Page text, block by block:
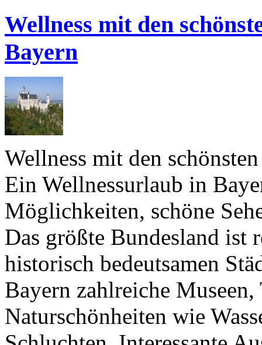
Wellness mit den
Bayern
Wellness mit den
Ein Wellnessurlaub in
Möglichkeiten, schöne
Das größte Bundesland ist
historisch bedeutsamen
Bayern zahlreiche
Naturschönheiten wie